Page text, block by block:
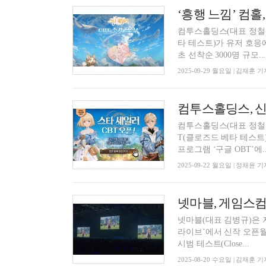
‘흥행 느낌’ 컴
컴투스홀딩스(대표 정
타 테스트)가 유저 호응에 참
초 선착순 3000명 규모...
2025-09-29 월요일 | 김재훈 기
컴투스홀딩스,
컴투스홀딩스(대표 정
T(클로즈드 베타 테스
프로그램 ‘구글 OBT’에
2025-09-22 월요일 | 정채윤 기
넷마블, 게임스
넷마블(대표 김병규)은
라이브’에서 신작 오픈
시범 테스트(Close...
2025-08-20 수요일 | 김재훈 기